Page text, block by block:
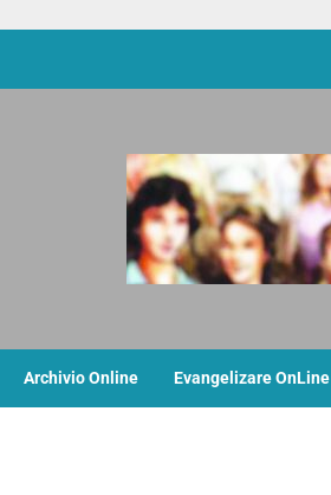
Archivio Online Evangelizare OnLine